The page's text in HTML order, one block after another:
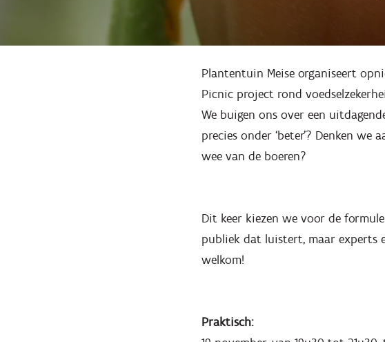
Plantentuin Meise organiseert
Picnic project rond
We buigen ons over een
precies onder ‘beter’? Denken
wee van de boeren?
Dit keer kiezen we voor de formule
publiek dat luistert, maar experts
welkom!
Praktisch: